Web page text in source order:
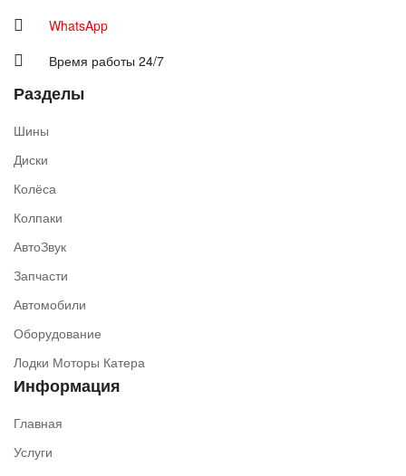
WhatsApp
Время работы 24/7
Разделы
Шины
Диски
Колёса
Колпаки
АвтоЗвук
Запчасти
Автомобили
Оборудование
Лодки Моторы Катера
Информация
Главная
Услуги